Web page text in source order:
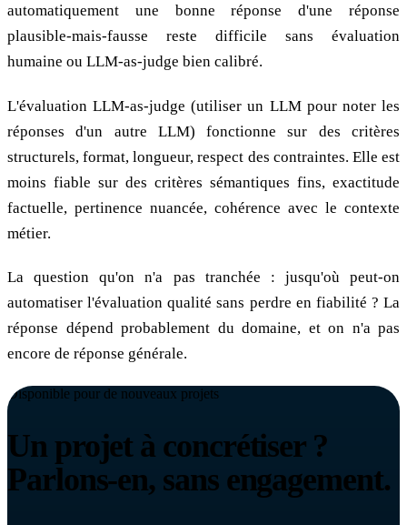
automatiquement une bonne réponse d'une réponse
plausible-mais-fausse reste difficile sans évaluation
humaine ou LLM-as-judge bien calibré.
L'évaluation LLM-as-judge (utiliser un LLM pour noter les
réponses d'un autre LLM) fonctionne sur des critères
structurels, format, longueur, respect des contraintes. Elle est
moins fiable sur des critères sémantiques fins, exactitude
factuelle, pertinence nuancée, cohérence avec le contexte
métier.
La question qu'on n'a pas tranchée : jusqu'où peut-on
automatiser l'évaluation qualité sans perdre en fiabilité ? La
réponse dépend probablement du domaine, et on n'a pas
encore de réponse générale.
Disponible pour de nouveaux projets
Un projet à concrétiser ?
Parlons-en, sans engagement.